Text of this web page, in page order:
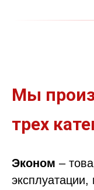
Мы
трех
Эконом –